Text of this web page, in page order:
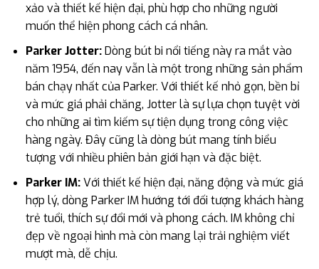
xảo và thiết kế hiện đại, phù hợp cho những người
muốn thể hiện phong cách cá nhân.
Parker Jotter:Dòng bút bi nổi tiếng này ra mắt vào
năm 1954, đến nay vẫn là một trong những sản phẩm
bán chạy nhất của Parker. Với thiết kế nhỏ gọn, bền bỉ
và mức giá phải chăng, Jotter là sự lựa chọn tuyệt vời
cho những ai tìm kiếm sự tiện dụng trong công việc
hàng ngày. Đây cũng là dòng bút mang tính biểu
tượng với nhiều phiên bản giới hạn và đặc biệt.
Parker IM:Với thiết kế hiện đại, năng động và mức giá
hợp lý, dòng Parker IM hướng tới đối tượng khách hàng
trẻ tuổi, thích sự đổi mới và phong cách. IM không chỉ
đẹp về ngoại hình mà còn mang lại trải nghiệm viết
mượt mà, dễ chịu.